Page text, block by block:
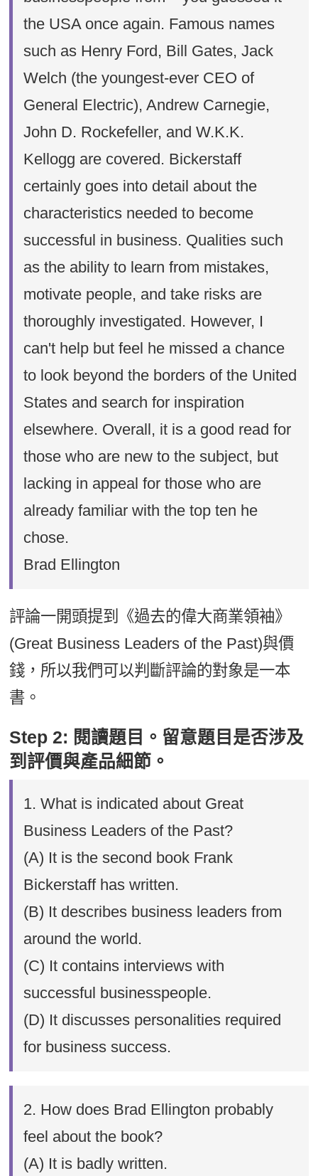
the USA once again. Famous names
such as Henry Ford, Bill Gates, Jack
Welch (the youngest-ever CEO of
General Electric), Andrew Carnegie,
John D. Rockefeller, and W.K.K.
Kellogg are covered. Bickerstaff
certainly goes into detail about the
characteristics needed to become
successful in business. Qualities such
as the ability to learn from mistakes,
motivate people, and take risks are
thoroughly investigated. However, I
can't help but feel he missed a chance
to look beyond the borders of the United
States and search for inspiration
elsewhere. Overall, it is a good read for
those who are new to the subject, but
lacking in appeal for those who are
already familiar with the top ten he
chose.
Brad Ellington
評論一開頭提到《過去的偉大商業領袖》
(Great Business Leaders of the Past)與價
錢，所以我們可以判斷評論的對象是一本
書。
Step 2: 閱讀題目。留意題目是否涉及
到評價與產品細節。
1. What is indicated about Great
Business Leaders of the Past?
(A) It is the second book Frank
Bickerstaff has written.
(B) It describes business leaders from
around the world.
(C) It contains interviews with
successful businesspeople.
(D) It discusses personalities required
for business success.
2. How does Brad Ellington probably
feel about the book?
(A) It is badly written.